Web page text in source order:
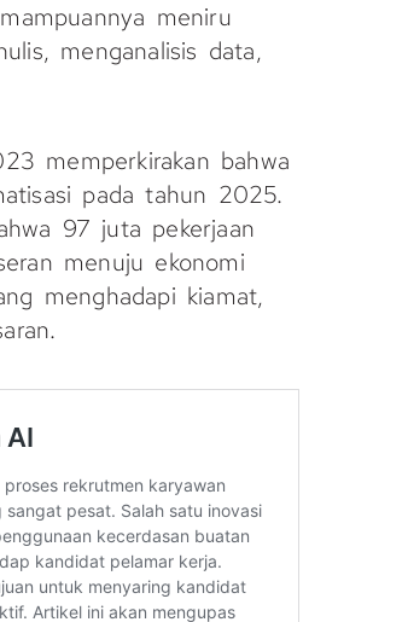
meniru
menganalisis data,
memperkirakan bahwa
pada tahun 2025.
97 juta pekerjaan
menuju ekonomi
menghadapi kiamat,